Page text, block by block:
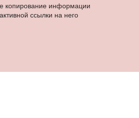
копирование информации
ссылки на него